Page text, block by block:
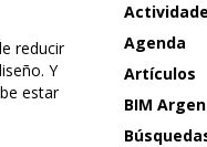
reducir
Y
estar
Agenda
Artículos
BIM